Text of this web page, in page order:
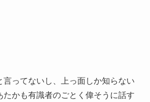
言ってないし、上っ面しか知らない
たかも有識者のごとく偉そうに話す